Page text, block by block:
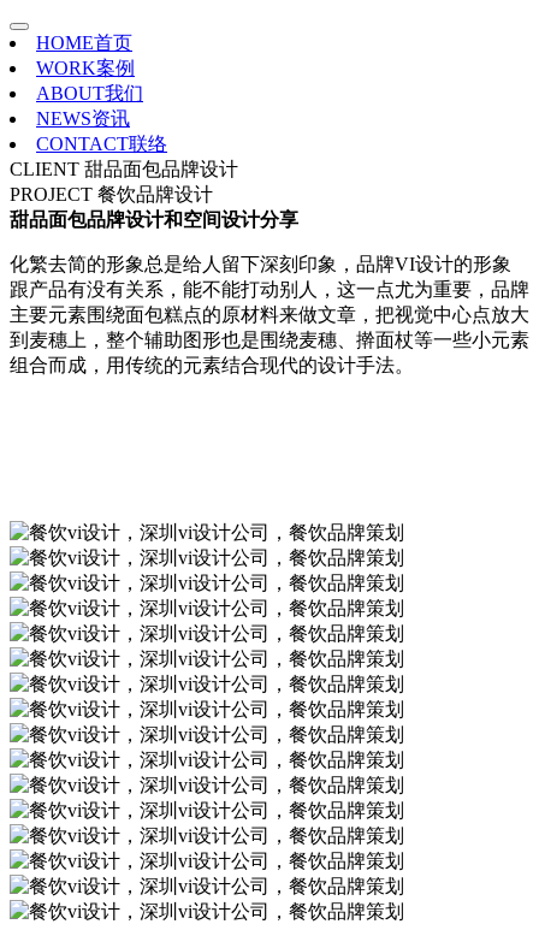
HOME首页
WORK案例
ABOUT我们
NEWS资讯
CONTACT联络
CLIENT 甜品面包品牌设计
PROJECT 餐饮品牌设计
甜品面包品牌设计和空间设计分享
化繁去简的形象总是给人留下深刻印象，品牌VI设计的形象
跟产品有没有关系，能不能打动别人，这一点尤为重要，品牌
主要元素围绕面包糕点的原材料来做文章，把视觉中心点放大
到麦穗上，整个辅助图形也是围绕麦穗、擀面杖等一些小元素
组合而成，用传统的元素结合现代的设计手法。